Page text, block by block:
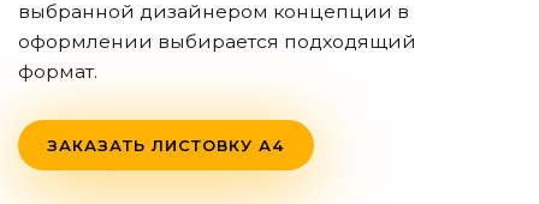
выбранной дизайнером концепции в
оформлении выбирается подходящий
формат.
ЗАКАЗАТЬ ЛИСТОВКУ А4